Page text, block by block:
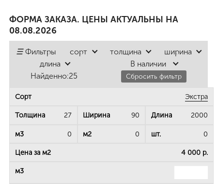
ФОРМА ЗАКАЗА. ЦЕНЫ АКТУАЛЬНЫ НА
08.08.2026
☰ Фильтры сорт толщина
ширина
длина
В наличии
Найденно:25 Сбросить фильтр
Экстра
27 90 2000
0 0 0
4 000 р.